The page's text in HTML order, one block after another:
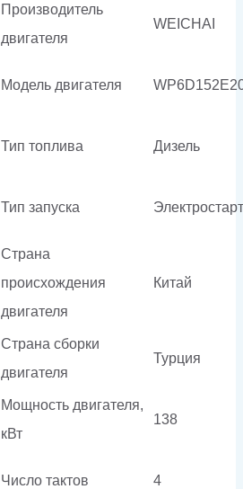
Производитель
двигателя
WEICHAI
Модель двигателя
Тип топлива Дизель
Тип запуска
Страна
происхождения
двигателя
Китай
Страна сборки
двигателя
Турция
Мощность двигателя,
кВт
138
Число тактов 4